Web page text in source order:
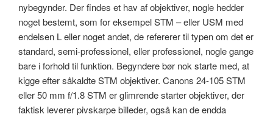
nybegynder. Der findes et hav af objektiver, nogle hedder
noget bestemt, som for eksempel STM – eller USM med
endelsen L eller noget andet, de refererer til typen om det er
standard, semi-professionel, eller professionel, nogle gange
bare i forhold til funktion. Begyndere bør nok starte med, at
kigge efter såkaldte STM objektiver. Canons 24-105 STM
eller 50 mm f/1.8 STM er glimrende starter objektiver, der
faktisk leverer pivskarpe billeder, også kan de endda